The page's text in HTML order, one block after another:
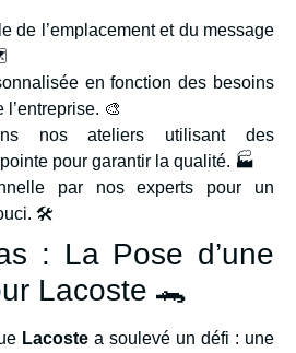
de l’emplacement et du message
en fonction des besoins
🎨
nos ateliers utilisant des
pour garantir la qualité. 🏭
par nos experts pour un
🛠️
: La Pose d’une
Lacoste 🐊
Lacoste a soulevé un défi : une